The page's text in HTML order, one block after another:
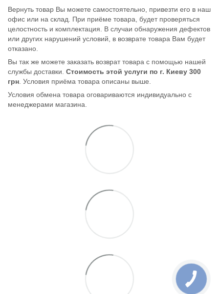
Вернуть товар Вы можете самостоятельно, привезти его в наш
офис или на склад. При приёме товара, будет проверяться
целостность и комплектация. В случаи обнаружения дефектов
или других нарушений условий, в возврате товара Вам будет
отказано.
Вы так же можете заказать возврат товара с помощью нашей
службы доставки. Стоимость этой услуги по г. Киеву 300
грн. Условия приёма товара описаны выше.
Условия обмена товара оговариваются индивидуально с
менеджерами магазина.